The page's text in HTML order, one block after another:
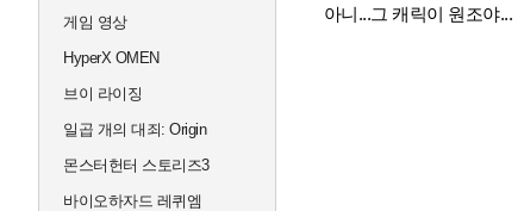
게임 영상
HyperX OMEN
브이 라이징
일곱 개의 대죄: Origin
몬스터헌터 스토리즈3
바이오하자드 레퀴엠
아니...그 캐릭이 원조야...